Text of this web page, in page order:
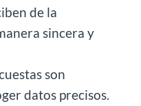
de la
sincera y
son
datos precisos.